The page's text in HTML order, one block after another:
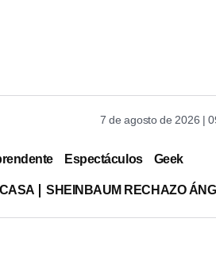
7 de agosto de 2026 |
Espectáculos Geek
SHEINBAUM RECHAZO